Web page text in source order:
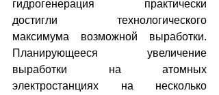
гидрогенерация практически
достигли технологического
максимума возможной выработки.
Планирующееся увеличение
выработки на атомных
электростанциях на несколько